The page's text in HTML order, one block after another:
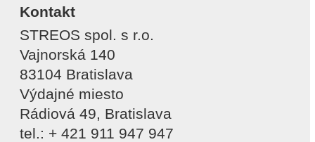
Kontakt
STREOS spol. s r.o.
Vajnorská 140
83104 Bratislava
Výdajné miesto
Rádiová 49, Bratislava
tel.: + 421 911 947 947